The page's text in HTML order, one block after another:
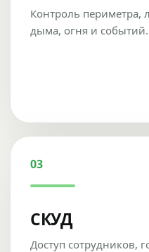
Контроль периметра,
дыма, огня и событий.
03
СКУД
Доступ сотрудников,